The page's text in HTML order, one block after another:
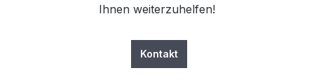
Ihnen weiterzuhelfen!
Kontakt